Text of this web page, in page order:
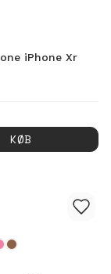
iPhone Xr
KØB